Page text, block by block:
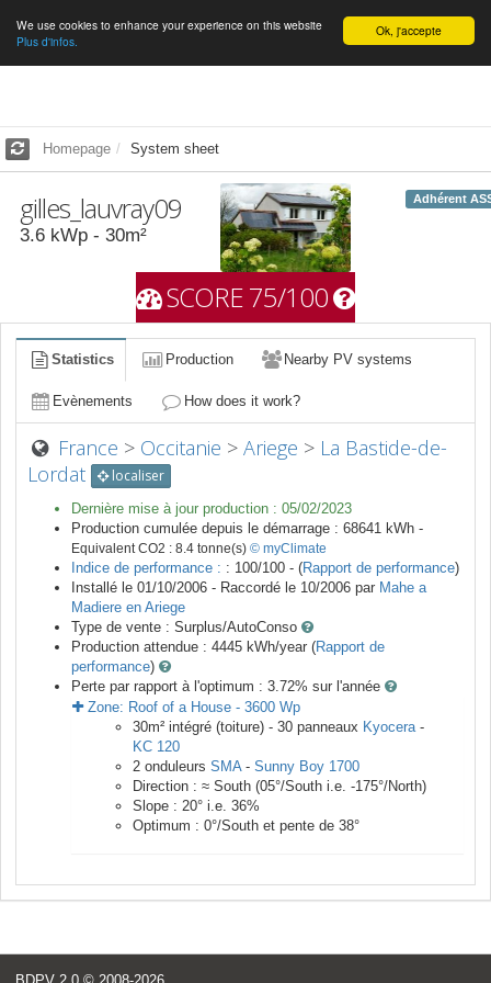
English Ok, j'accepte
We use cookies to enhance your experience on this website
Plus d'infos.
Homepage System sheet
gilles_lauvray09
3.6 kWp - 30m²
Adhérent
SCORE 75/100
Statistics Production Nearby PV systems
Evènements How does it work?
France > Occitanie >Ariege > La Bastide-de-
Lordat
localiser
Dernière mise à jour production : 05/02/2023
Production cumulée depuis le démarrage : 68641 kWh -
Equivalent CO2 : 8.4 tonne(s) © myClimate
Indice de performance : : 100/100 - (Rapport de performance)
Installé le 01/10/2006 - Raccordé le 10/2006 par Mahe a
Madiere en Ariege
Type de vente : Surplus/AutoConso
Production attendue : 4445 kWh/year (Rapport de
performance)
Perte par rapport à l'optimum : 3.72% sur l'année
Zone: Roof of a House - 3600 Wp
30m² intégré (toiture) - 30 panneaux Kyocera-
KC 120
2 onduleurs SMA- Sunny Boy 1700
Direction : ≈ South (05°/South i.e. -175°/North)
Slope : 20° i.e. 36%
Optimum : 0°/South et pente de 38°